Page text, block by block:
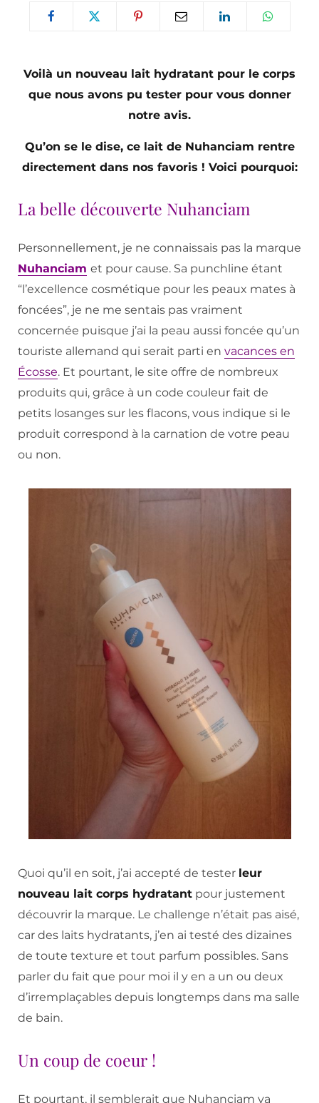
Voilà un nouveau lait hydratant pour le corps
que nous avons pu tester pour vous donner
notre avis.
Qu’on se le dise, ce lait de Nuhanciam rentre
directement dans nos favoris ! Voici pourquoi:
La belle découverte Nuhanciam
Personnellement, je ne connaissais pas la marque
Nuhanciam et pour cause. Sa punchline étant
“l’excellence cosmétique pour les peaux mates à
foncées”, je ne me sentais pas vraiment
concernée puisque j’ai la peau aussi foncée qu’un
touriste allemand qui serait parti en vacances en
Écosse. Et pourtant, le site offre de nombreux
produits qui, grâce à un code couleur fait de
petits losanges sur les flacons, vous indique si le
produit correspond à la carnation de votre peau
ou non.
Quoi qu’il en soit, j’ai accepté de tester leur
nouveau lait corps hydratant pour justement
découvrir la marque. Le challenge n’était pas aisé,
car des laits hydratants, j’en ai testé des dizaines
de toute texture et tout parfum possibles. Sans
parler du fait que pour moi il y en a un ou deux
d’irremplaçables depuis longtemps dans ma salle
de bain.
Un coup de coeur !
Et pourtant, il semblerait que Nuhanciam va